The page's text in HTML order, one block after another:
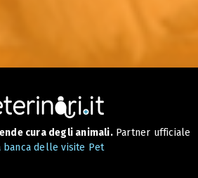
cura degli animali.Partner ufficiale
banca delle visite Pet